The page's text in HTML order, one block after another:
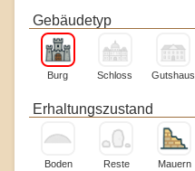
Gebäudetyp
Burg Schloss Gutshaus
Erhaltungszustand
Boden Reste Mauern